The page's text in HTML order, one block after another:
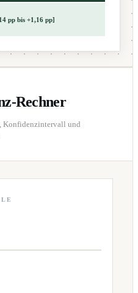
pp bis +1,16 pp]
Rechner
Konfidenzintervall und